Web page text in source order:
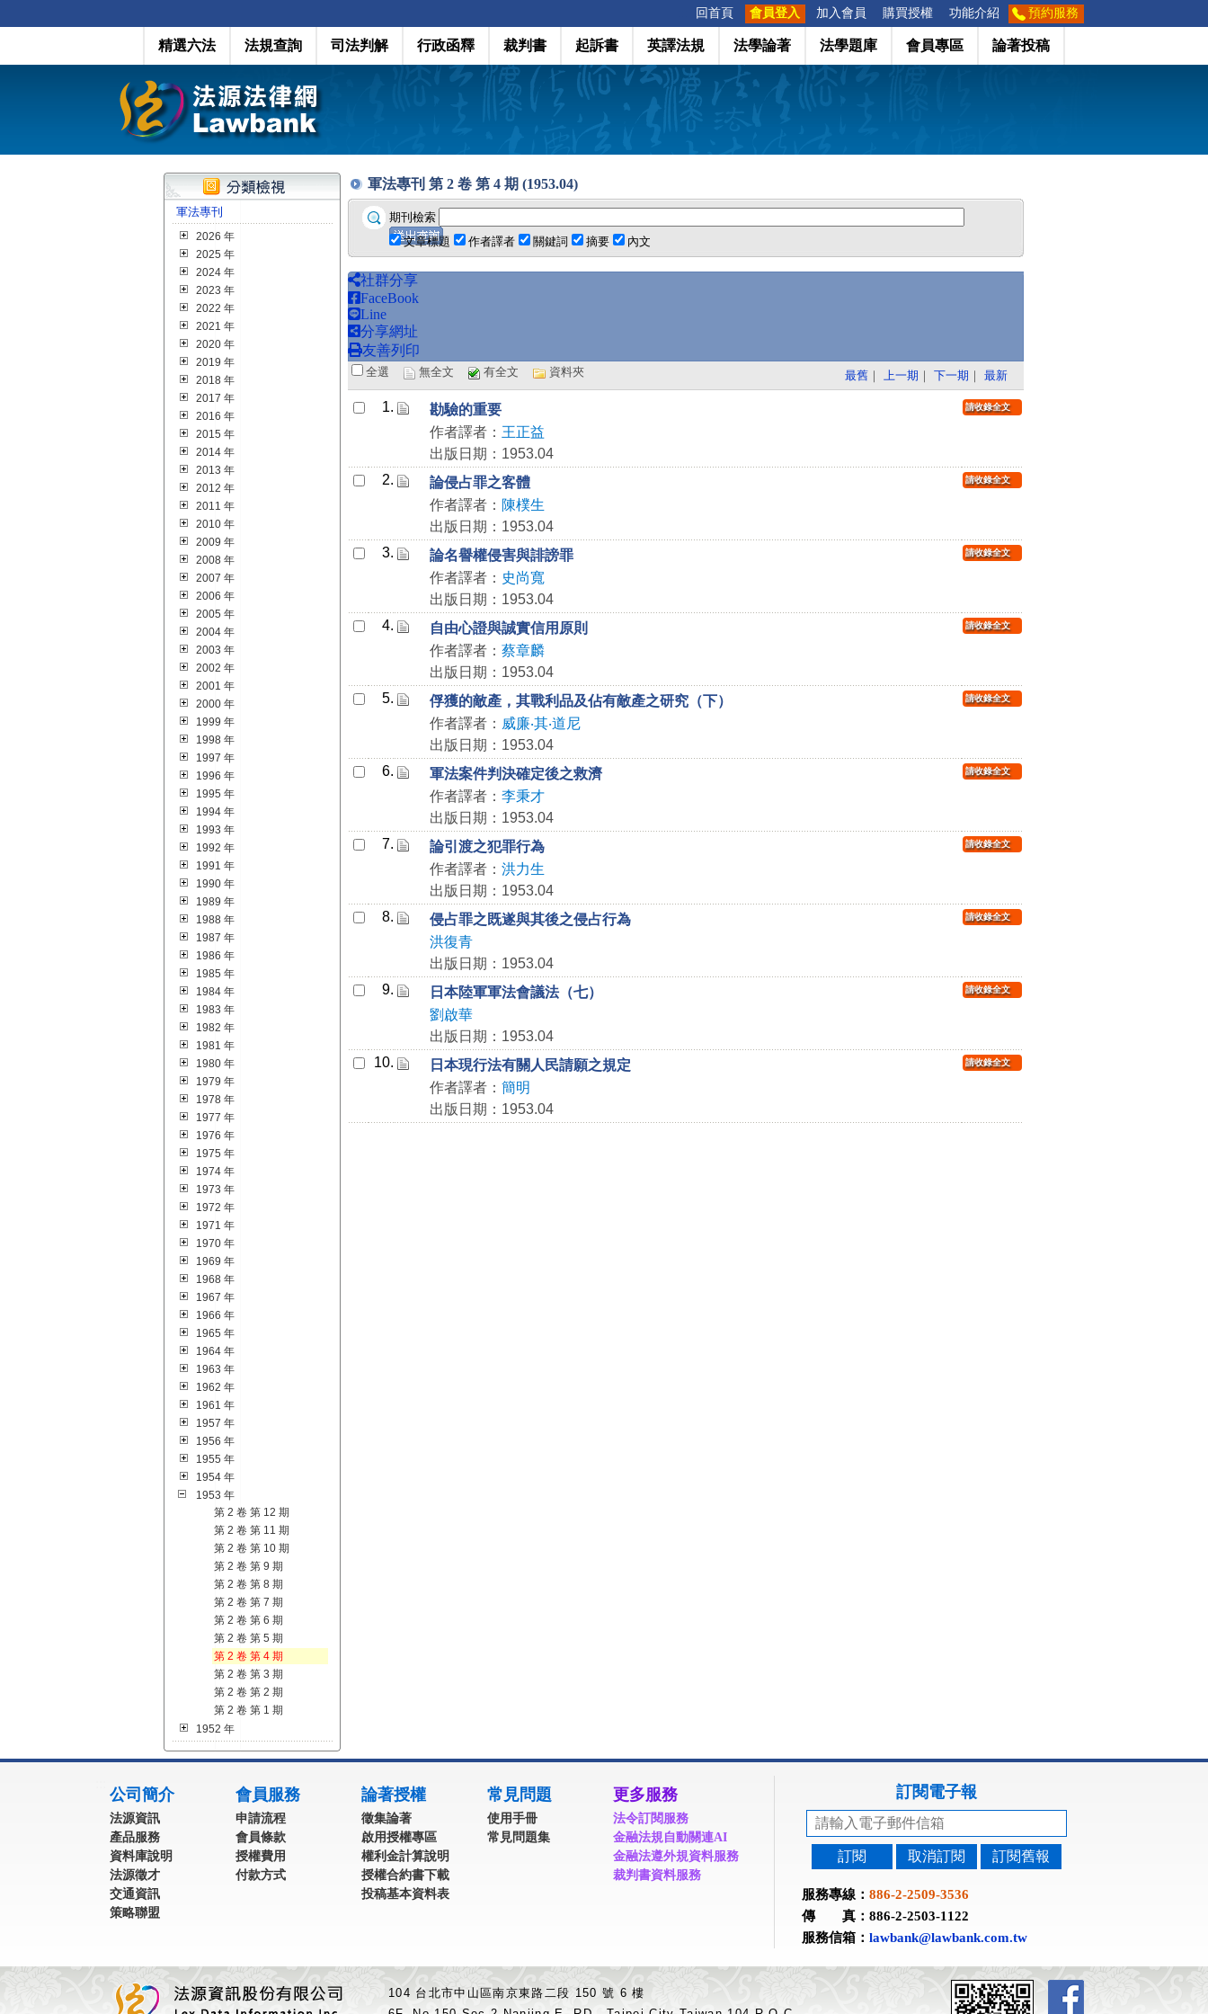
回首頁 會員登入 加入會員 購買授權 功能介紹 預約服務
精選六法 法規查詢 司法判解 行政函釋 裁判書 起訴書 英譯法規 法學論著 法學題庫 會員專區 論著投稿
軍法專刊
2026 年
2025 年
2024 年
2023 年
2022 年
2021 年
2020 年
2019 年
2018 年
2017 年
2016 年
2015 年
2014 年
2013 年
2012 年
2011 年
2010 年
2009 年
2008 年
2007 年
2006 年
2005 年
2004 年
2003 年
2002 年
2001 年
2000 年
1999 年
1998 年
1997 年
1996 年
1995 年
1994 年
1993 年
1992 年
1991 年
1990 年
1989 年
1988 年
1987 年
1986 年
1985 年
1984 年
1983 年
1982 年
1981 年
1980 年
1979 年
1978 年
1977 年
1976 年
1975 年
1974 年
1973 年
1972 年
1971 年
1970 年
1969 年
1968 年
1967 年
1966 年
1965 年
1964 年
1963 年
1962 年
1961 年
1957 年
1956 年
1955 年
1954 年
1953 年
第 2 卷 第 12 期
第 2 卷 第 11 期
第 2 卷 第 10 期
第 2 卷 第 9 期
第 2 卷 第 8 期
第 2 卷 第 7 期
第 2 卷 第 6 期
第 2 卷 第 5 期
第 2 卷 第 4 期
第 2 卷 第 3 期
第 2 卷 第 2 期
第 2 卷 第 1 期
1952 年
軍法專刊 第 2 卷 第 4 期 (1953.04)
期刊檢索
文章標題
作者譯者 關鍵詞 摘要 內文
社群分享
FaceBook
Line
分享網址
友善列印
全選 無全文 有全文 資料夾 最舊 ｜ 上一期 ｜ 下一期 ｜ 最新
1.
勘驗的重要
作者譯者： 王正益
出版日期：1953.04
請收錄全文
2.
論侵占罪之客體
作者譯者： 陳樸生
出版日期：1953.04
請收錄全文
3.
論名譽權侵害與誹謗罪
作者譯者： 史尚寬
出版日期：1953.04
請收錄全文
4.
自由心證與誠實信用原則
作者譯者： 蔡章麟
出版日期：1953.04
請收錄全文
5.
俘獲的敵產，其戰利品及佔有敵產之研究（下）
作者譯者： 威廉‧其‧道尼
出版日期：1953.04
請收錄全文
6.
軍法案件判決確定後之救濟
作者譯者： 李秉才
出版日期：1953.04
請收錄全文
7.
論引渡之犯罪行為
作者譯者： 洪力生
出版日期：1953.04
請收錄全文
8.
侵占罪之既遂與其後之侵占行為
洪復青
出版日期：1953.04
請收錄全文
9.
日本陸軍軍法會議法（七）
劉啟華
出版日期：1953.04
請收錄全文
10.
日本現行法有關人民請願之規定
作者譯者： 簡明
出版日期：1953.04
請收錄全文
公司簡介
法源資訊
產品服務
資料庫說明
法源徵才
交通資訊
策略聯盟
會員服務
申請流程
會員條款
授權費用
付款方式
論著授權
徵集論著
啟用授權專區
權利金計算說明
授權合約書下載
投稿基本資料表
常見問題
使用手冊
常見問題集
更多服務
法令訂閱服務
金融法規自動關連AI
金融法遵外規資料服務
裁判書資料服務
訂閱電子報
訂閱 取消訂閱 訂閱舊報
服務專線： 886-2-2509-3536
傳 真：886-2-2503-1122
服務信箱： lawbank@lawbank.com.tw
104 台北市中山區南京東路二段 150 號 6 樓